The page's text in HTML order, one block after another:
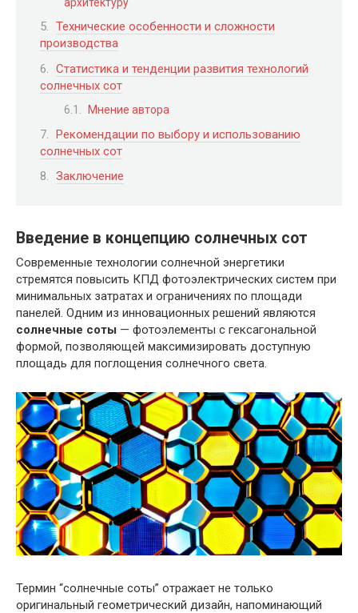
Технические особенности и сложности
производства
Статистика и тенденции развития технологий
солнечных сот
Мнение автора
Рекомендации по выбору и использованию
солнечных сот
Заключение
Введение в концепцию солнечных сот
Современные технологии солнечной энергетики
стремятся повысить КПД фотоэлектрических систем при
минимальных затратах и ограничениях по площади
панелей. Одним из инновационных решений являются
солнечные соты — фотоэлементы с гексагональной
формой, позволяющей максимизировать доступную
площадь для поглощения солнечного света.
Термин “солнечные соты” отражает не только
оригинальный геометрический дизайн, напоминающий